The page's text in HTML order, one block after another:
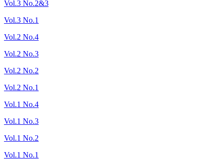
Vol.3 No.2&3
Vol.3 No.1
Vol.2 No.4
Vol.2 No.3
Vol.2 No.2
Vol.2 No.1
Vol.1 No.4
Vol.1 No.3
Vol.1 No.2
Vol.1 No.1